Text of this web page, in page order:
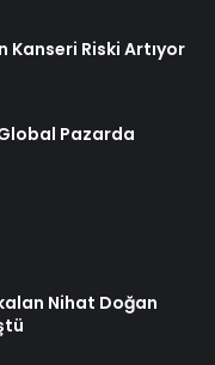
Riski Artıyor
Pazarda
Nihat Doğan